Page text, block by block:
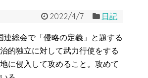
2022/4/7 日記
連総会で「侵略の定義」と題する
的独立に対して武力行使をする
に侵入して攻めること。攻めて